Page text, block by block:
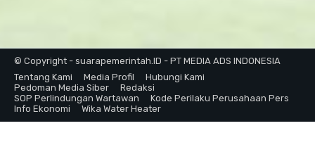
© Copyright - suarapemerintah.ID - PT MEDIA ADS INDONESIA
Tentang Kami
Media Profil
Hubungi Kami
Pedoman Media Siber
Redaksi
SOP Perlindungan Wartawan
Kode Perilaku Perusahaan Pers
Info Ekonomi
Wika Water Heater